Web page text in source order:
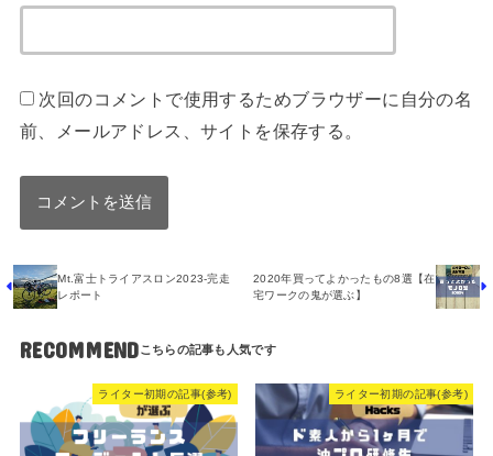
次回のコメントで使用するためブラウザーに自分の名
前、メールアドレス、サイトを保存する。
Mt.富士トライアスロン2023-完走
レポート
2020年買ってよかったもの8選【在
宅ワークの鬼が選ぶ】
RECOMMEND
ライター初期の記事(参考) ライター初期の記事(参考)